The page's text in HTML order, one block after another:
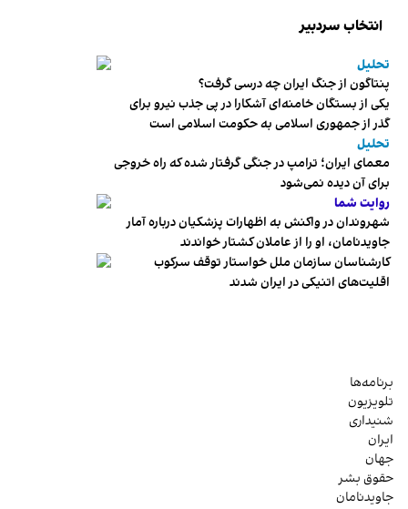
انتخاب سردبیر
تحلیل
پنتاگون از جنگ ایران چه درسی گرفت؟
یکی از بستگان خامنه‌ای آشکارا در پی جذب نیرو برای
گذر از جمهوری اسلامی به حکومت اسلامی است
تحلیل
معمای ایران؛ ترامپ در جنگی گرفتار شده که راه خروجی
برای آن دیده نمی‌شود
روایت شما
شهروندان در واکنش به اظهارات پزشکیان درباره آمار
جاویدنامان، او را از عاملان کشتار خواندند
کارشناسان سازمان ملل خواستار توقف سرکوب
اقلیت‌های اتنیکی در ایران شدند
برنامه‌ها
تلویزیون
شنیداری
ایران
جهان
حقوق بشر
جاویدنامان